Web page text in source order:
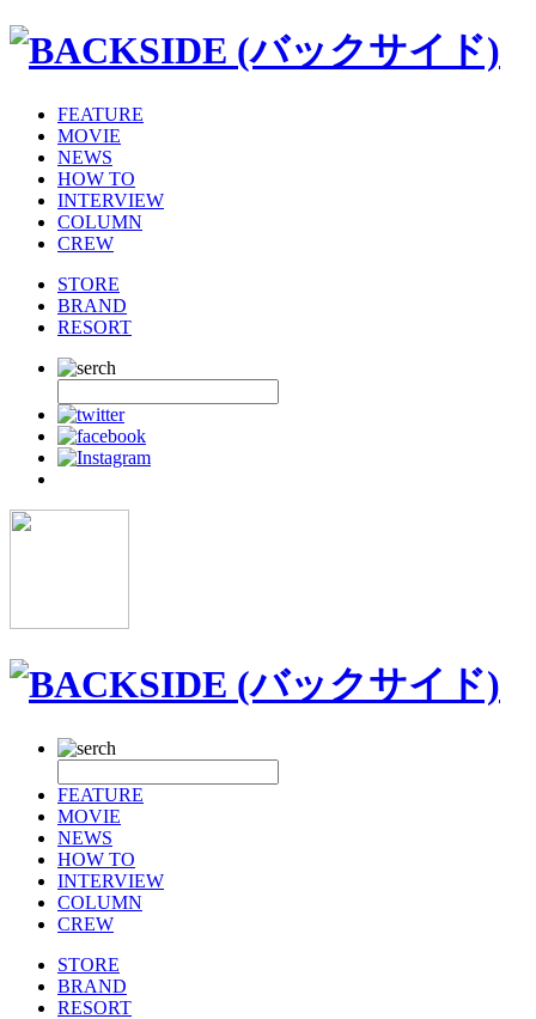
FEATURE
MOVIE
NEWS
HOW TO
INTERVIEW
COLUMN
CREW
STORE
BRAND
RESORT
FEATURE
MOVIE
NEWS
HOW TO
INTERVIEW
COLUMN
CREW
STORE
BRAND
RESORT